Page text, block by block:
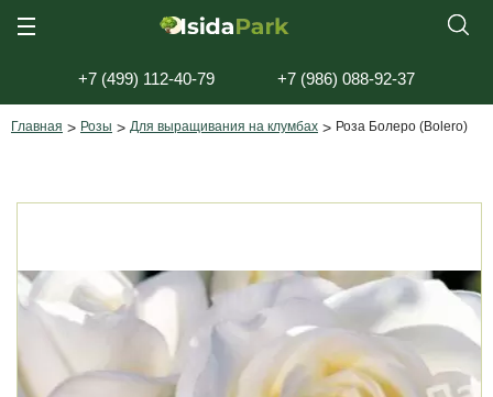
Главная > Розы > Для выращивания на клумбах > Роза Болеро (Bolero)
+7 (499) 112-40-79 +7 (986) 088-92-37